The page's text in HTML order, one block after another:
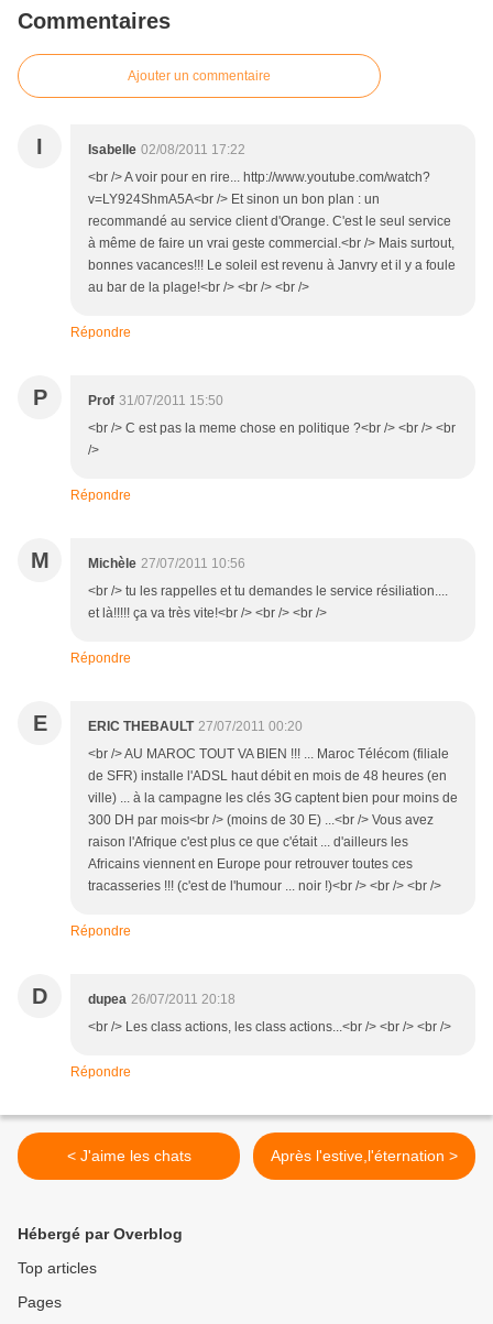
Commentaires
Ajouter un commentaire
I Isabelle 02/08/2011 17:22
<br /> A voir pour en rire... http://www.youtube.com/watch?
v=LY924ShmA5A<br /> Et sinon un bon plan : un
recommandé au service client d'Orange. C'est le seul service
à même de faire un vrai geste commercial.<br /> Mais surtout,
bonnes vacances!!! Le soleil est revenu à Janvry et il y a foule
au bar de la plage!<br /> <br /> <br />
Répondre
P Prof 31/07/2011 15:50
<br /> C est pas la meme chose en politique ?<br /> <br /> <br
/>
Répondre
M Michèle 27/07/2011 10:56
<br /> tu les rappelles et tu demandes le service résiliation....
et là!!!!! ça va très vite!<br /> <br /> <br />
Répondre
E ERIC THEBAULT 27/07/2011 00:20
<br /> AU MAROC TOUT VA BIEN !!! ... Maroc Télécom (filiale
de SFR) installe l'ADSL haut débit en mois de 48 heures (en
ville) ... à la campagne les clés 3G captent bien pour moins de
300 DH par mois<br /> (moins de 30 E) ...<br /> Vous avez
raison l'Afrique c'est plus ce que c'était ... d'ailleurs les
Africains viennent en Europe pour retrouver toutes ces
tracasseries !!! (c'est de l'humour ... noir !)<br /> <br /> <br />
Répondre
D dupea 26/07/2011 20:18
<br /> Les class actions, les class actions...<br /> <br /> <br />
Répondre
< J'aime les chats Après l'estive,l'éternation >
Hébergé par Overblog
Top articles
Pages